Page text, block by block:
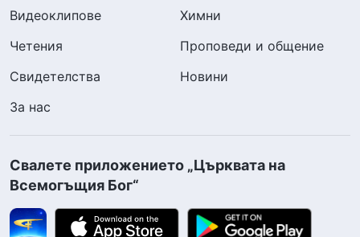
Видеоклипове
Химни
Четения
Проповеди и общение
Свидетелства
Новини
За нас
Свалете приложението „Църквата на
Всемогъщия Бог“